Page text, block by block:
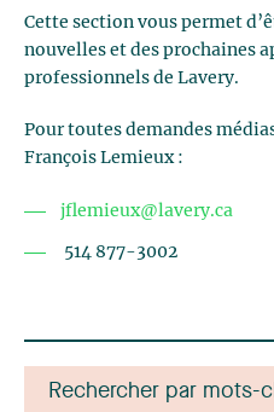
Cette section vous permet
nouvelles et des prochaines
professionnels de Lavery.
Pour toutes demandes
François Lemieux :
jflemieux@lavery.ca
514 877-3002